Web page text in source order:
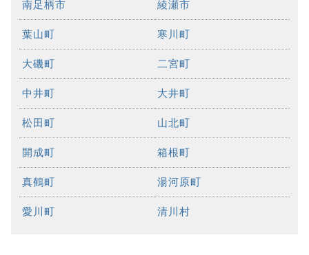
南足柄市 綾瀬市
葉山町 寒川町
大磯町 二宮町
中井町 大井町
松田町 山北町
開成町 箱根町
真鶴町 湯河原町
愛川町 清川村